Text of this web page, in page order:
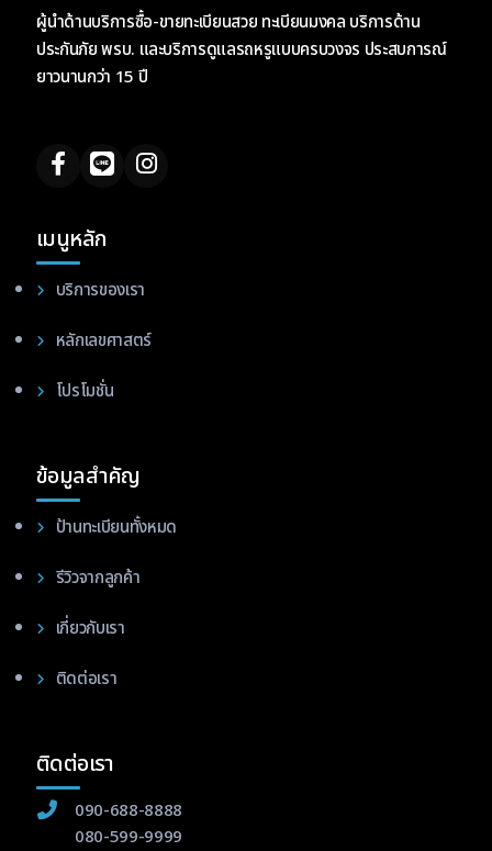
ผู้นำด้านบริการซื้อ-ขายทะเบียนสวย ทะเบียนมงคล บริการด้าน
ประกันภัย พรบ. และบริการดูแลรถหรูแบบครบวงจร ประสบการณ์
ยาวนานกว่า 15 ปี
เมนูหลัก
บริการของเรา
หลักเลขศาสตร์
โปรโมชั่น
ข้อมูลสำคัญ
ป้านทะเบียนทั้งหมด
รีวิวจากลูกค้า
เกี่ยวกับเรา
ติดต่อเรา
ติดต่อเรา
090-688-8888
080-599-9999